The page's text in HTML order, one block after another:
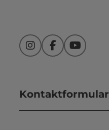
InstagramFacebookYouTube
Kontaktformular